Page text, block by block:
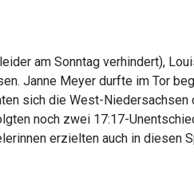
am Sonntag verhindert),
Janne Meyer durfte im Tor
sich die West-
noch zwei 17:17-
erzielten auch in diesen